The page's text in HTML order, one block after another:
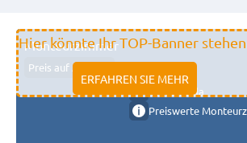
Hier könnte Ihr TOP-Banner
ERFAHREN SIE MEHR
Monteurzimmer
Preis auf Anfrage
11333 fulda
Preiswerte